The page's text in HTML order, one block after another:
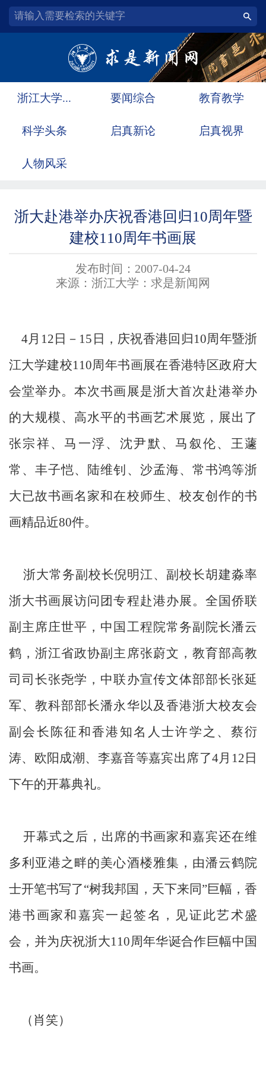
浙江大学... 要闻综合 教育教学
科学头条 启真新论 启真视界
人物风采
浙大赴港举办庆祝香港回归10周年暨
建校110周年书画展
发布时间：2007-04-24
来源：浙江大学：求是新闻网
4月12日－15日，庆祝香港回归10周年暨浙
江大学建校110周年书画展在香港特区政府大
会堂举办。本次书画展是浙大首次赴港举办
的大规模、高水平的书画艺术展览，展出了
张宗祥、马一浮、沈尹默、马叙伦、王蘧
常、丰子恺、陆维钊、沙孟海、常书鸿等浙
大已故书画名家和在校师生、校友创作的书
画精品近80件。
浙大常务副校长倪明江、副校长胡建淼率
浙大书画展访问团专程赴港办展。全国侨联
副主席庄世平，中国工程院常务副院长潘云
鹤，浙江省政协副主席张蔚文，教育部高教
司司长张尧学，中联办宣传文体部部长张延
军、教科部部长潘永华以及香港浙大校友会
副会长陈征和香港知名人士许学之、蔡衍
涛、欧阳成潮、李嘉音等嘉宾出席了4月12日
下午的开幕典礼。
开幕式之后，出席的书画家和嘉宾还在维
多利亚港之畔的美心酒楼雅集，由潘云鹤院
士开笔书写了“树我邦国，天下来同”巨幅，香
港书画家和嘉宾一起签名，见证此艺术盛
会，并为庆祝浙大110周年华诞合作巨幅中国
书画。
（肖笑）